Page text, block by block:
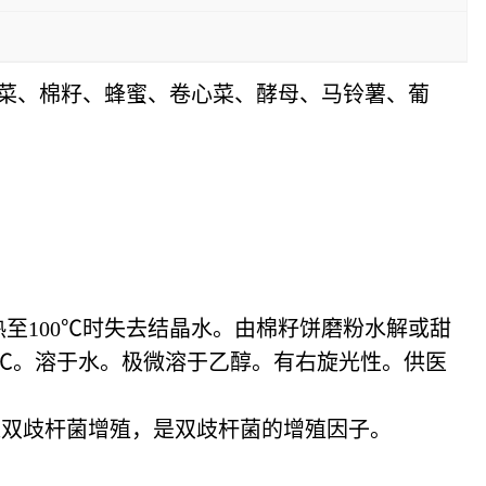
棉籽、蜂蜜、卷心菜、酵母、马铃薯、葡
100℃时失去结晶水。由棉籽饼磨粉水解或甜
溶于水。极微溶于乙醇。有右旋光性。供医
歧杆菌增殖，是双歧杆菌的增殖因子。